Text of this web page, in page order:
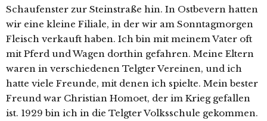
Schaufenster zur Steinstraße hin. In Ostbevern hat­ten
wir eine klei­ne Filiale, in der wir am Sonntagmorgen
Fleisch ver­kauft haben. Ich bin mit mei­nem Vater oft
mit Pferd und Wagen dort­hin gefah­ren. Meine Eltern
waren in ver­schie­de­nen Telgter Vereinen, und ich
hat­te vie­le Freunde, mit denen ich spiel­te. Mein bes­ter
Freund war Christian Homoet, der im Krieg gefal­len
ist. 1929 bin ich in die Telgter Volksschule gekom­men.